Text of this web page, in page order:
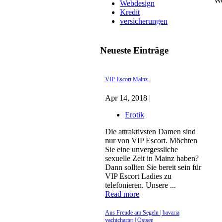
Webdesign
Kredit
versicherungen
Neueste Einträge
VIP Escort Mainz
Apr 14, 2018 |
Erotik
Die attraktivsten Damen sind
nur von VIP Escort. Möchten
Sie eine unvergessliche
sexuelle Zeit in Mainz haben?
Dann sollten Sie bereit sein für
VIP Escort Ladies zu
telefonieren. Unsere ...
Read more
Aus Freude am Segeln | bavaria
yachtcharter | Ostsee